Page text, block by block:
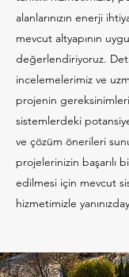
alanlarınızın enerji
mevcut altyapının
değerlendiriyoruz.
incelemelerimiz ve
projenin
sistemlerdeki
ve çözüm önerileri
projelerinizin başarılı
edilmesi için mevcut
hizmetimizle